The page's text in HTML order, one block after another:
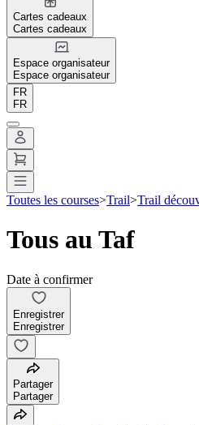
Cartes cadeaux
Cartes cadeaux
Espace organisateur
Espace organisateur
FR
FR
Toutes les courses>Trail>Trail
Tous au Taf
Date à confirmer
Enregistrer
Enregistrer
Partager
Partager